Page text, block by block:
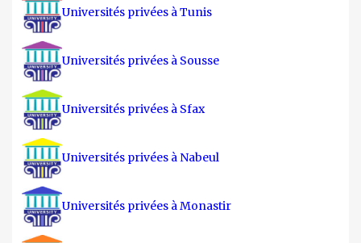
Universités privées à Tunis
Universités privées à Sousse
Universités privées à Sfax
Universités privées à Nabeul
Universités privées à Monastir